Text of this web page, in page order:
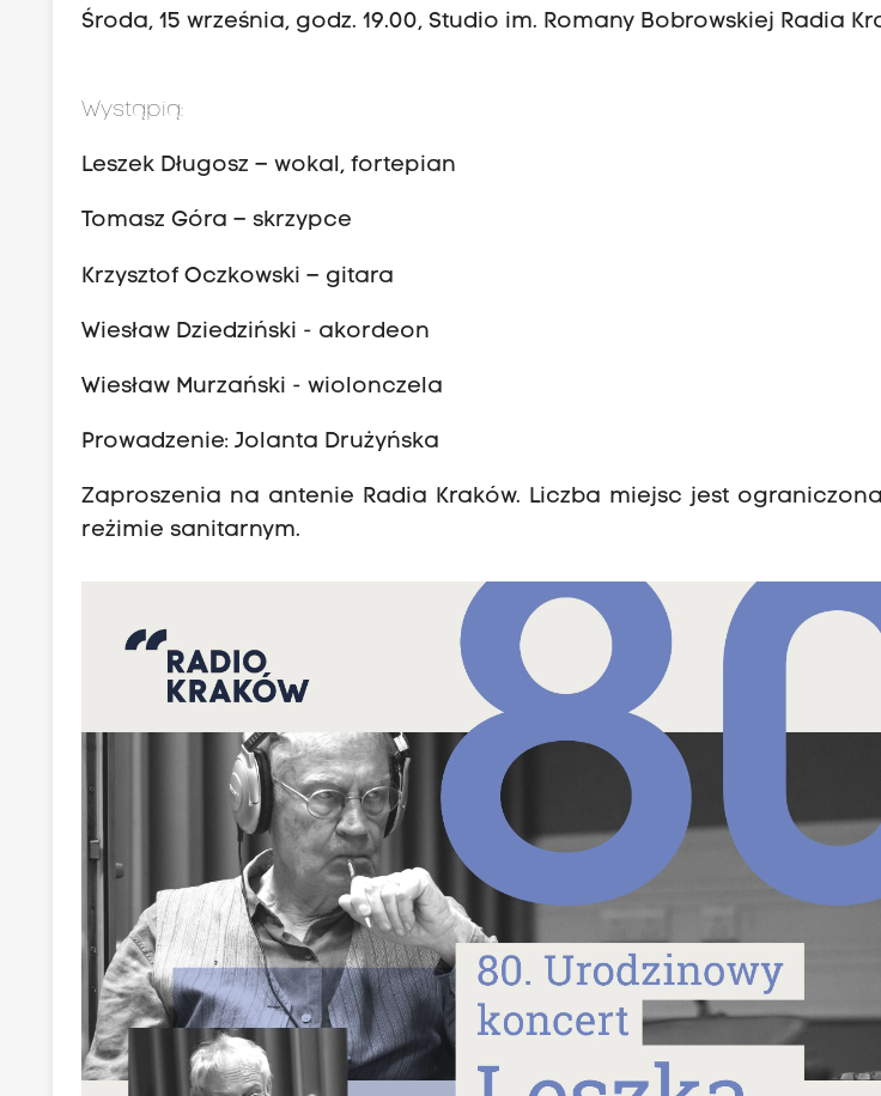
Środa, 15 września, godz. 19.00, Studio im. Romany Bobrowskiej Radia
Wystąpią:
Leszek Długosz – wokal, fortepian
Tomasz Góra – skrzypce
Krzysztof Oczkowski – gitara
Wiesław Dziedziński - akordeon
Wiesław Murzański - wiolonczela
Prowadzenie: Jolanta Drużyńska
Zaproszenia na antenie Radia Kraków. Liczba miejsc jest
reżimie sanitarnym.